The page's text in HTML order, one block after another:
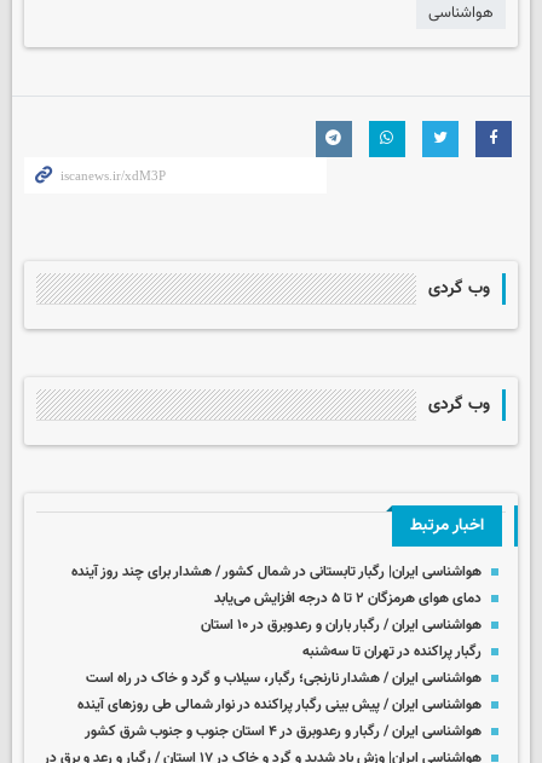
هواشناسی
وب گردی
وب گردی
اخبار مرتبط
هواشناسی ایران| رگبار تابستانی در شمال کشور / هشدار برای چند روز آینده
دمای هوای هرمزگان ۲ تا ۵ درجه افزایش می‌یابد
هواشناسی ایران / رگبار باران و رعدوبرق در ۱۰ استان
رگبار پراکنده در تهران تا سه‌شنبه
هواشناسی ایران / هشدار نارنجی؛ رگبار، سیلاب و گرد و خاک در راه است
هواشناسی ایران / ­پیش بینی رگبار پراکنده در نوار شمالی طی روزهای آینده
هواشناسی ایران / رگبار و رعدوبرق در ۴ استان جنوب و جنوب شرق کشور
هواشناسی ایران| وزش باد شدید و گرد و خاک در ۱۷ استان / رگبار و رعد و برق در